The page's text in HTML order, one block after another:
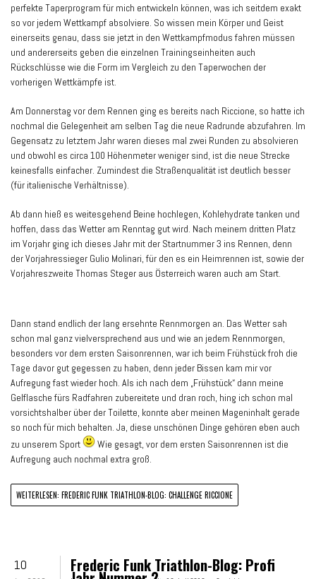
perfekte Taperprogram für mich entwickeln können, was ich seitdem exakt
so vor jedem Wettkampf absolviere. So wissen mein Körper und Geist
einerseits genau, dass sie jetzt in den Wettkampfmodus fahren müssen
und andererseits geben die einzelnen Trainingseinheiten auch
Rückschlüsse wie die Form im Vergleich zu den Taperwochen der
vorherigen Wettkämpfe ist.
Am Donnerstag vor dem Rennen ging es bereits nach Riccione, so hatte ich
nochmal die Gelegenheit am selben Tag die neue Radrunde abzufahren. Im
Gegensatz zu letztem Jahr waren dieses mal zwei Runden zu absolvieren
und obwohl es circa 100 Höhenmeter weniger sind, ist die neue Strecke
keinesfalls einfacher. Zumindest die Straßenqualität ist deutlich besser
(für italienische Verhältnisse).
Ab dann hieß es weitesgehend Beine hochlegen, Kohlehydrate tanken und
hoffen, dass das Wetter am Renntag gut wird. Nach meinem dritten Platz
im Vorjahr ging ich dieses Jahr mit der Startnummer 3 ins Rennen, denn
der Vorjahressieger Gulio Molinari, für den es ein Heimrennen ist, sowie der
Vorjahreszweite Thomas Steger aus Österreich waren auch am Start.
Dann stand endlich der lang ersehnte Rennmorgen an. Das Wetter sah
schon mal ganz vielversprechend aus und wie an jedem Rennmorgen,
besonders vor dem ersten Saisonrennen, war ich beim Frühstück froh die
Tage davor gut gegessen zu haben, denn jeder Bissen kam mir vor
Aufregung fast wieder hoch. Als ich nach dem „Frühstück“ dann meine
Gelflasche fürs Radfahren zubereitete und dran roch, hing ich schon mal
vorsichtshalber über der Toilette, konnte aber meinen Mageninhalt gerade
so noch für mich behalten. Ja, diese unschönen Dinge gehören eben auch
zu unserem Sport
Wie gesagt, vor dem ersten Saisonrennen ist die
Aufregung auch nochmal extra groß.
WEITERLESEN: FREDERIC FUNK TRIATHLON-BLOG: CHALLENGE RICCIONE
10 Frederic Funk Triathlon-Blog: Profi